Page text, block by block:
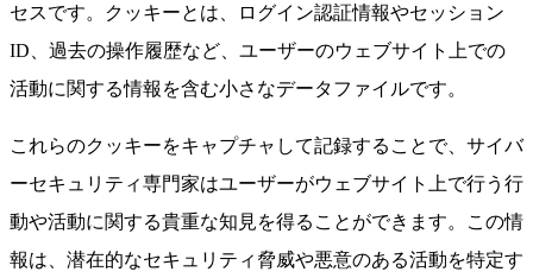
セスです。クッキーとは、ログイン認証情報やセッション
ID、過去の操作履歴など、ユーザーのウェブサイト上での
活動に関する情報を含む小さなデータファイルです。
これらのクッキーをキャプチャして記録することで、サイバ
ーセキュリティ専門家はユーザーがウェブサイト上で行う行
動や活動に関する貴重な知見を得ることができます。この情
報は、潜在的なセキュリティ脅威や悪意のある活動を特定す